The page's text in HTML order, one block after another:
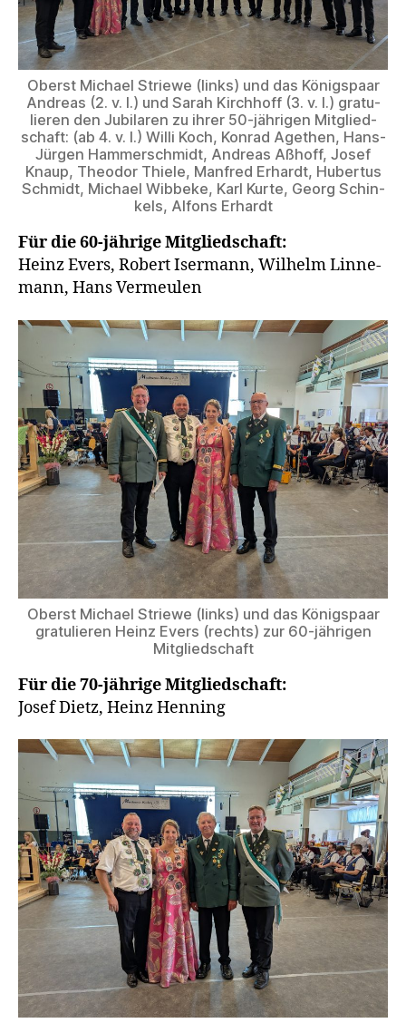
Oberst Micha­el Strie­we (links) und das Königs­paar
Andre­as (2. v. l.) und Sarah Kirch­hoff (3. v. l.) gra­tu­
lie­ren den Jubi­la­ren zu ihrer 50-jäh­ri­gen Mit­glied­
schaft: (ab 4. v. l.) Wil­li Koch, Kon­rad Age­then, Hans-
Jür­gen Ham­mer­schmidt, Andre­as Aßhoff, Josef
Knaup, Theo­dor Thie­le, Man­fred Erhardt, Huber­tus
Schmidt, Micha­el Wib­be­ke, Karl Kur­te, Georg Schin­
kels, Alfons Erhardt
Für die 60-jäh­ri­ge Mit­glied­schaft:
Heinz Evers, Robert Iser­mann, Wil­helm Lin­ne­
mann, Hans Vermeulen
Oberst Micha­el Strie­we (links) und das Königs­paar
gra­tu­lie­ren Heinz Evers (rechts) zur 60-jäh­ri­gen
Mitgliedschaft
Für die 70-jäh­ri­ge Mit­glied­schaft:
Josef Dietz, Heinz Henning